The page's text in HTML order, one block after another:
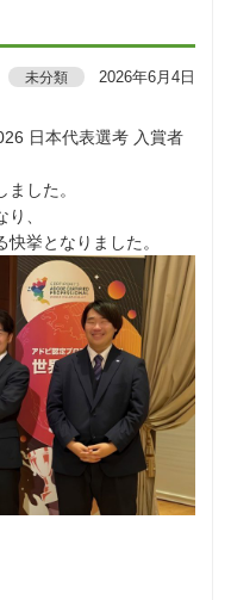
未分類 2026年6月4日
日本代表選考 入賞者
した。
、
挙となりました。